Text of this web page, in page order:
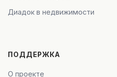
Диадок в недвижимости
ПОДДЕРЖКА
О проекте